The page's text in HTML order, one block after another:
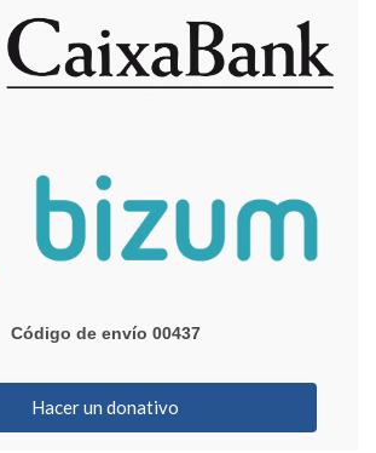
Código de envío 00437
Hacer un donativo